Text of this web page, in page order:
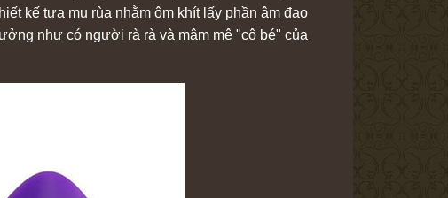
kế tựa mu rùa nhằm ôm khít lấy phần âm đạo
như có người rà rà và mâm mê "cô bé" của